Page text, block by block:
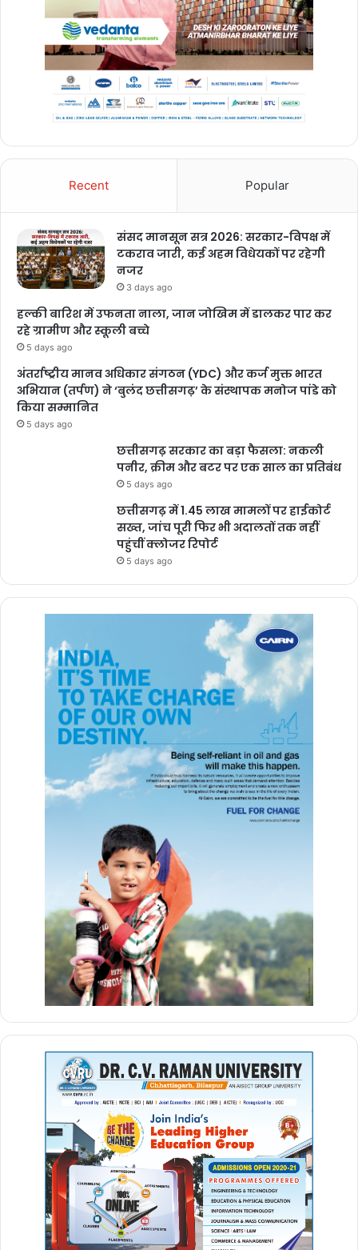
Recent Popular
संसद मानसून सत्र 2026: सरकार-विपक्ष में
टकराव जारी, कई अहम विधेयकों पर रहेगी
नजर
3 days ago
हल्की बारिश में उफनता नाला, जान जोखिम में डालकर पार कर
रहे ग्रामीण और स्कूली बच्चे
5 days ago
अंतर्राष्ट्रीय मानव अधिकार संगठन (YDC) और कर्ज मुक्त भारत
अभियान (तर्पण) ने ‘बुलंद छत्तीसगढ़’ के संस्थापक मनोज पांडे को
किया सम्मानित
5 days ago
छत्तीसगढ़ सरकार का बड़ा फैसला: नकली
पनीर, क्रीम और बटर पर एक साल का प्रतिबंध
5 days ago
छत्तीसगढ़ में 1.45 लाख मामलों पर हाईकोर्ट
सख्त, जांच पूरी फिर भी अदालतों तक नहीं
पहुंचीं क्लोजर रिपोर्ट
5 days ago